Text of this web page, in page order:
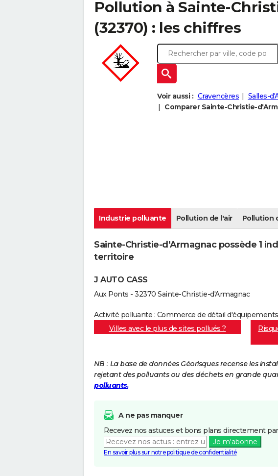
Pollution à Sainte-
(32370) : les chiffres
Voir aussi : Cravencères Salles-
Comparer Sainte-Christie-
Industrie polluante Pollution de l'air Pollution
Sainte-Christie-d'Armagnac possède 1
territoire
J AUTO CASS
Aux Ponts - 32370 Sainte-Christie-d'Armagnac
Activité polluante : Commerce de détail
Villes avec le plus de sites pollués ?
NB : La base de données Géorisques recense les
rejetant des polluants ou des déchets en grande
polluants.
A ne pas manquer
Recevez nos astuces et bons plans directement
Je m'abonne
En savoir plus sur notre politique de confidentialité